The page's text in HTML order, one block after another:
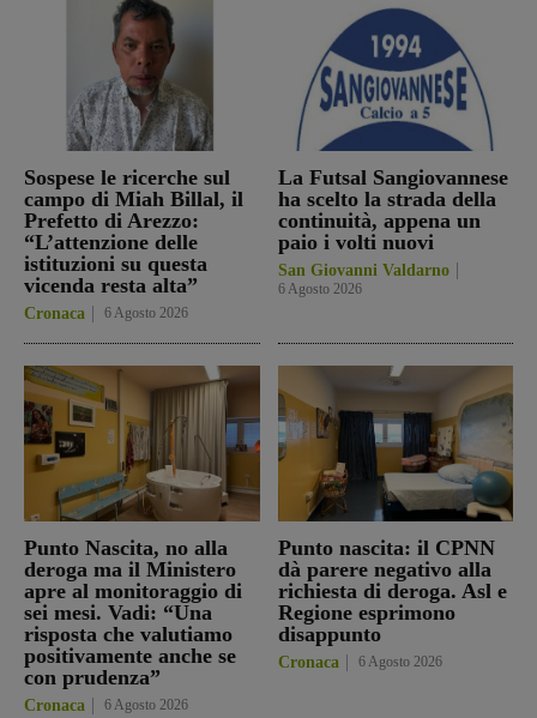
Sospese le ricerche sul
campo di Miah Billal, il
Prefetto di Arezzo:
“L’attenzione delle
istituzioni su questa
vicenda resta alta”
Cronaca 6 Agosto 2026
La Futsal Sangiovannese
ha scelto la strada della
continuità, appena un
paio i volti nuovi
San Giovanni Valdarno
6 Agosto 2026
Punto Nascita, no alla
deroga ma il Ministero
apre al monitoraggio di
sei mesi. Vadi: “Una
risposta che valutiamo
positivamente anche se
con prudenza”
Cronaca 6 Agosto 2026
Punto nascita: il CPNN
dà parere negativo alla
richiesta di deroga. Asl e
Regione esprimono
disappunto
Cronaca 6 Agosto 2026